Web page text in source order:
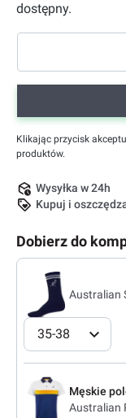
dostępny.
Klikając przycisk
produktów.
Wysyłka w 24h
Kupuj i
Dobierz do
Australian
35-38
Męskie
Australian